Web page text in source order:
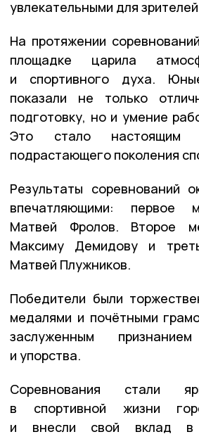
увлекательными для
На протяжении
площадке царила
и спортивного духа.
показали не только
подготовку, но и умение
Это стало настоящим
подрастающего поколения
Результаты соревнований
впечатляющими: первое
Матвей Фролов. Второе
Максиму Демидову и
Матвей Плужников.
Победители были
медалями и почётными
заслуженным
и упорства.
Соревнования стали
в спортивной жизни
и внесли свой вклад в